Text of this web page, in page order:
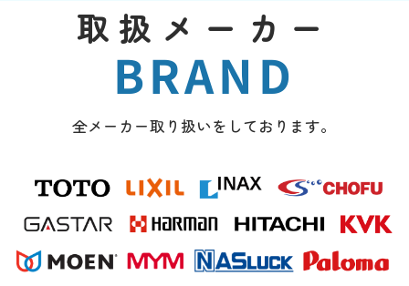
取扱メーカー
BRAND
全メーカー取り扱いをしております。